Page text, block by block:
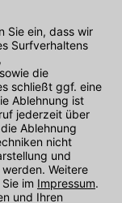
von 08:00 - 17:00
Sie erreichbar.